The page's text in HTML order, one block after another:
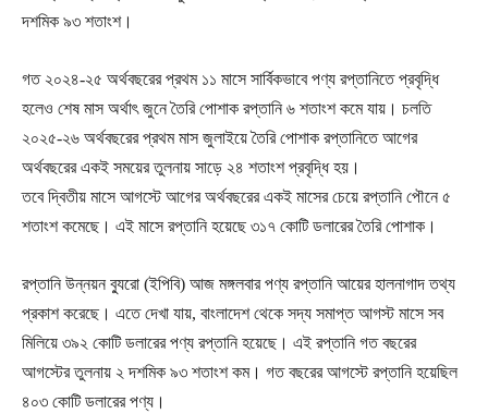
দশমিক ৯৩ শতাংশ।
গত ২০২৪-২৫ অর্থবছরের প্রথম ১১ মাসে সার্বিকভাবে পণ্য রপ্তানিতে প্রবৃদ্ধি
হলেও শেষ মাস অর্থাৎ জুনে তৈরি পোশাক রপ্তানি ৬ শতাংশ কমে যায়। চলতি
২০২৫-২৬ অর্থবছরের প্রথম মাস জুলাইয়ে তৈরি পোশাক রপ্তানিতে আগের
অর্থবছরের একই সময়ের তুলনায় সাড়ে ২৪ শতাংশ প্রবৃদ্ধি হয়।
তবে দ্বিতীয় মাসে আগস্টে আগের অর্থবছরের একই মাসের চেয়ে রপ্তানি পৌনে ৫
শতাংশ কমেছে। এই মাসে রপ্তানি হয়েছে ৩১৭ কোটি ডলারের তৈরি পোশাক।
রপ্তানি উন্নয়ন ব্যুরো (ইপিবি) আজ মঙ্গলবার পণ্য রপ্তানি আয়ের হালনাগাদ তথ্য
প্রকাশ করেছে। এতে দেখা যায়, বাংলাদেশ থেকে সদ্য সমাপ্ত আগস্ট মাসে সব
মিলিয়ে ৩৯২ কোটি ডলারের পণ্য রপ্তানি হয়েছে। এই রপ্তানি গত বছরের
আগস্টের তুলনায় ২ দশমিক ৯৩ শতাংশ কম। গত বছরের আগস্টে রপ্তানি হয়েছিল
৪০৩ কোটি ডলারের পণ্য।